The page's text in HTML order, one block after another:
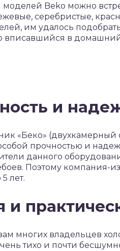
моделей Beko можно
серебристые,
им удалось
вписавшийся в
и
«Беко»
прочностью и
данного
Поэтому компания-
лет.
и
многих владельцев
тихо и почти